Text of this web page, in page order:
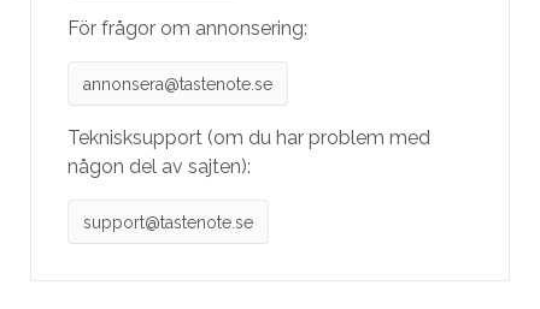
För frågor om annonsering:
annonsera@tastenote.se
Teknisksupport (om du har problem med
någon del av sajten):
support@tastenote.se